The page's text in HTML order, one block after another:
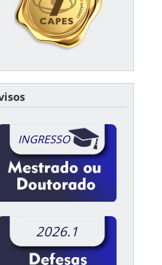
INGRESSO
2026.1